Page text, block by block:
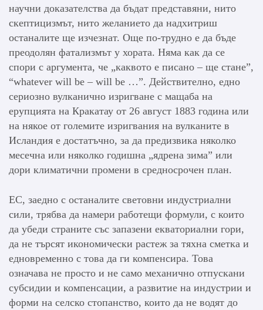
научни доказателства да бъдат представяни, нито
скептицизмът, нито желанието да надхитриш
останалите ще изчезнат. Още по-трудно е да бъде
преодолян фатализмът у хората. Няма как да се
спори с аргумента, че „каквото е писано – ще стане”,
“whatever will be – will be …”. Действително, едно
сериозно вулканично изригване с мащаба на
ерупцията на Кракатау от 26 август 1883 година или
на някое от големите изригвания на вулканите в
Исландия е достатъчно, за да предизвика няколко
месечна или няколко годишна „ядрена зима” или
дори климатични промени в средносрочен план.
ЕС, заедно с останалите световни индустриални
сили, трябва да намери работещи формули, с които
да убеди страните със запазени екваториални гори,
да не търсят икономически растеж за тяхна сметка и
едновременно с това да ги компенсира. Това
означава не просто и не само механично отпускани
субсидии и компенсации, а развитие на индустрии и
форми на селско стопанство, които да не водят до